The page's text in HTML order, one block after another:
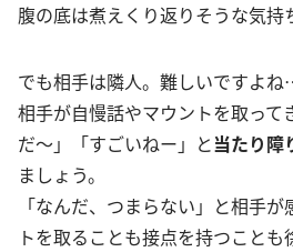
腹の底は煮えくり返りそうな気持
でも相手は隣人。難しいですよ
相手が自慢話やマウントを取って
だ〜」「すごいねー」と当たり障
ましょう。
「なんだ、つまらない」と相手
トを取ることも接点を持つこと